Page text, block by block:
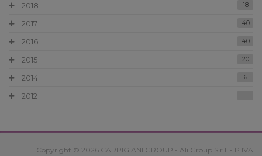
2018 18
2017 40
2016 40
2015 20
2014 6
2012 1
Copyright © 2026 CARPIGIANI GROUP - Ali Group S.r.l. - P.IVA